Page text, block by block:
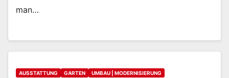
man…
AUSSTATTUNG GARTEN UMBAU | MODERNISIERUNG